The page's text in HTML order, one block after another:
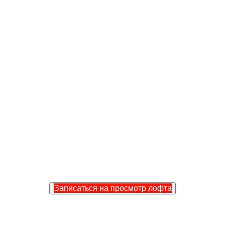
Записаться на просмотр лофта